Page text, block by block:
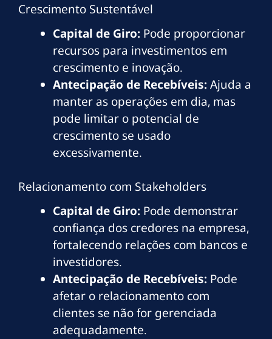
Crescimento Sustentável
Capital de Giro: Pode proporcionar
recursos para investimentos em
crescimento e inovação.
Antecipação de Recebíveis:Ajuda a
manter as operações em dia, mas
pode limitar o potencial de
crescimento se usado
excessivamente.
Relacionamento com Stakeholders
Capital de Giro: Pode demonstrar
confiança dos credores na empresa,
fortalecendo relações com bancos e
investidores.
Antecipação de Recebíveis: Pode
afetar o relacionamento com
clientes se não for gerenciada
adequadamente.